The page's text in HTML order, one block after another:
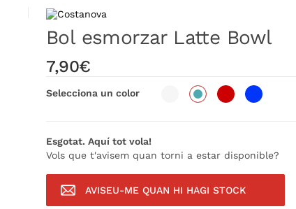
Bol esmorzar Latte Bowl
7,90€
Selecciona un color
Esgotat. Aquí tot vola!
Vols que t'avisem quan torni a estar disponible?
AVISEU-ME QUAN HI HAGI STOCK